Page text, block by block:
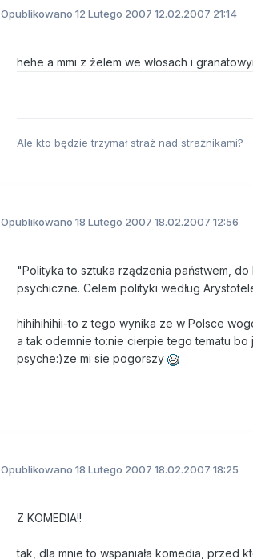
Opublikowano 12 Lutego 2007 12.02.2007 21:14
hehe a mmi z żelem we włosach i
Ale kto będzie trzymał straż nad strażnikami?
Opublikowano 18 Lutego 2007 18.02.2007 12:56
"Polityka to sztuka rządzenia państwem,
psychiczne. Celem polityki według
hihihihihii-to z tego wynika ze w Polsce
a tak odemnie to:nie cierpie tego tematu
psyche:)ze mi sie pogorszy
Opublikowano 18 Lutego 2007 18.02.2007 18:25
Z KOMEDIA!!
tak, dla mnie to wspaniała komedia, przed